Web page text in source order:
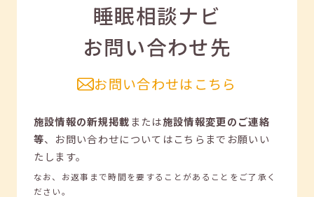
睡眠相談ナビ
お問い合わせ先
お問い合わせはこちら
施設情報の新規掲載または施設情報変更のご連絡
等、 お問い合わせについてはこちらまでお願いい
たします。
なお、お返事まで時間を要することがあることをご了承く
ださい。